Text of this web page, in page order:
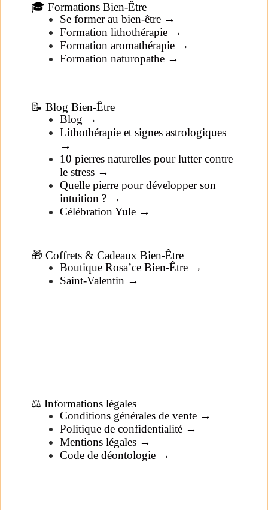
🎓 Formations Bien-Être
Se former au bien-être →
Formation lithothérapie →
Formation aromathérapie →
Formation naturopathe →
📝 Blog Bien-Être
Blog →
Lithothérapie et signes astrologiques
→
10 pierres naturelles pour lutter contre
le stress →
Quelle pierre pour développer son
intuition ? →
Célébration Yule →
🎁 Coffrets & Cadeaux Bien-Être
Boutique Rosa’ce Bien-Être →
Saint-Valentin →
⚖️ Informations légales
Conditions générales de vente →
Politique de confidentialité →
Mentions légales →
Code de déontologie →